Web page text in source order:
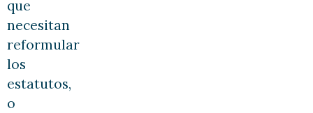
que
necesitan
reformular
los
estatutos,
o